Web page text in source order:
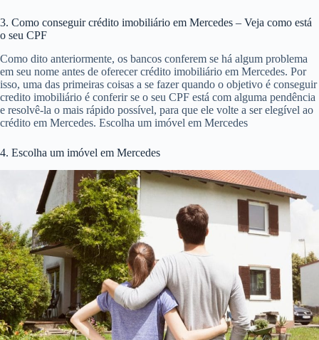
3. Como conseguir crédito imobiliário em Mercedes – Veja como está
o seu CPF
Como dito anteriormente, os bancos conferem se há algum problema
em seu nome antes de oferecer crédito imobiliário em Mercedes. Por
isso, uma das primeiras coisas a se fazer quando o objetivo é conseguir
credito imobiliário é conferir se o seu CPF está com alguma pendência
e resolvê-la o mais rápido possível, para que ele volte a ser elegível ao
crédito em Mercedes. Escolha um imóvel em Mercedes
4. Escolha um imóvel em Mercedes